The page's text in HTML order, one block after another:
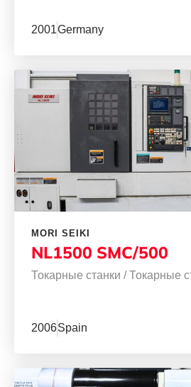
2001Germany
MORI SEIKI
NL1500 SMC/500
Токарные станки /Токарные
2006Spain